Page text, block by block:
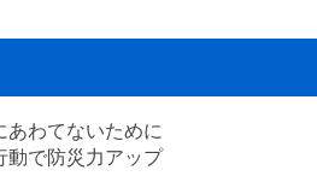
あわてないために
動で防災力アップ